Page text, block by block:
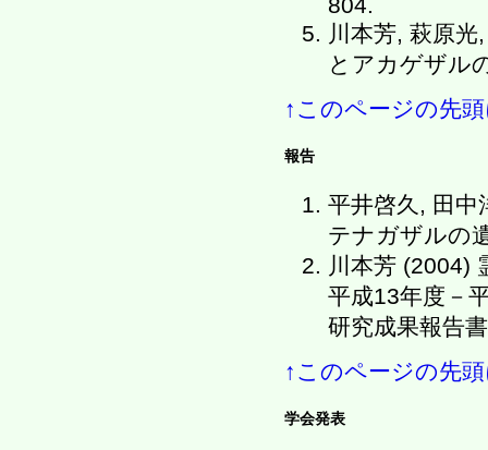
川本芳, 萩原
とアカゲザル
↑このページの先
報告
平井啓久, 田
テナガザルの
川本芳 (2004)
平成13年度－
研究成果報告
↑このページの先
学会発表